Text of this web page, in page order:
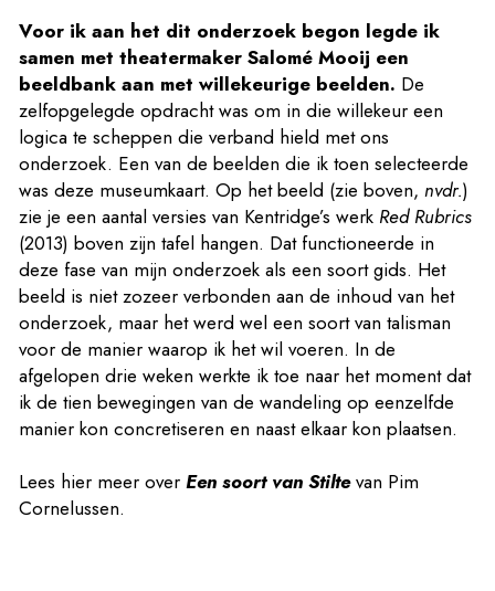
Voor ik aan het dit onderzoek begon legde ik
samen met theatermaker Salomé Mooij een
beeldbank aan met willekeurige beelden. De
zelfopgelegde opdracht was om in die willekeur een
logica te scheppen die verband hield met ons
onderzoek. Een van de beelden die ik toen selecteerde
was deze museumkaart. Op het beeld (zie boven, nvdr.)
zie je een aantal versies van Kentridge’s werk Red Rubrics
(2013) boven zijn tafel hangen. Dat functioneerde in
deze fase van mijn onderzoek als een soort gids. Het
beeld is niet zozeer verbonden aan de inhoud van het
onderzoek, maar het werd wel een soort van talisman
voor de manier waarop ik het wil voeren. In de
afgelopen drie weken werkte ik toe naar het moment dat
ik de tien bewegingen van de wandeling op eenzelfde
manier kon concretiseren en naast elkaar kon plaatsen.
Lees hier meer over Een soort van Stiltevan Pim
Cornelussen.